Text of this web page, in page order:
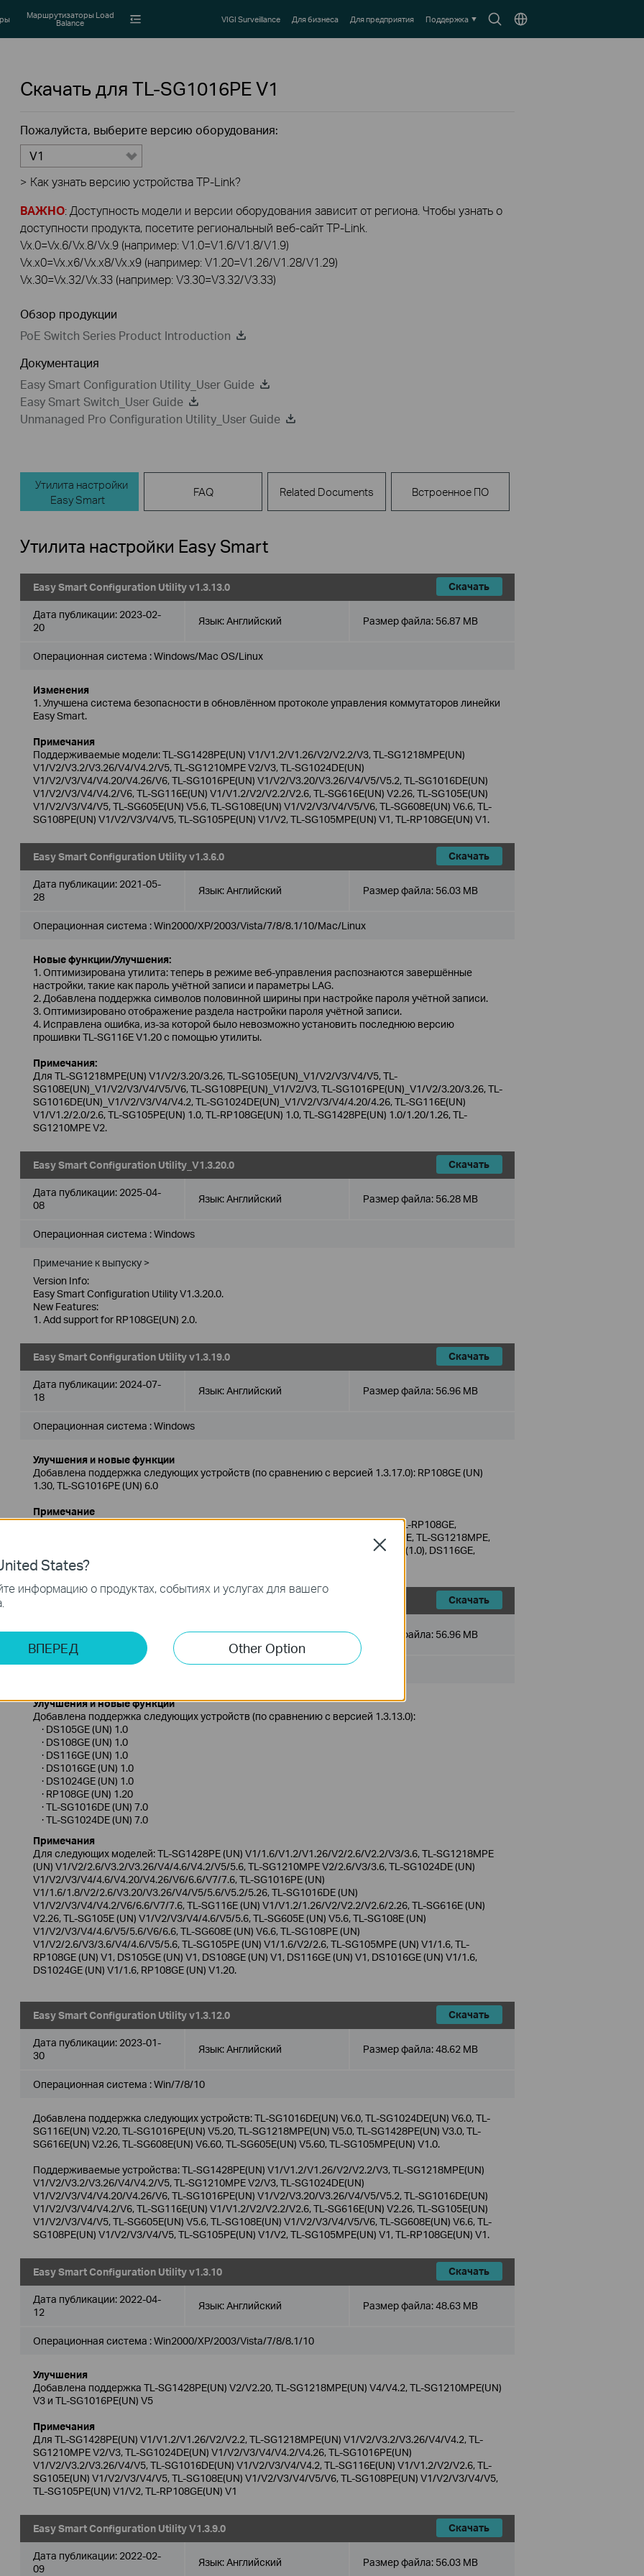
SearchВыберите
Маршрутизаторы Load
Balance VIGI Surveillance Для бизнеса Для предприятия Поддержка
Скачать для TL-SG1016PE V1
Пожалуйста, выберите версию оборудования:
V1
> Как узнать версию устройства TP-Link?
ВАЖНО: Доступность модели и версии оборудования зависит от региона. Чтобы узнать о
доступности продукта, посетите региональный веб-сайт TP-Link.
Vx.0=Vx.6/Vx.8/Vx.9 (например: V1.0=V1.6/V1.8/V1.9)
Vx.x0=Vx.x6/Vx.x8/Vx.x9 (например: V1.20=V1.26/V1.28/V1.29)
Vx.30=Vx.32/Vx.33 (например: V3.30=V3.32/V3.33)
Обзор продукции
PoE Switch Series Product Introduction
Документация
Easy Smart Configuration Utility_User Guide
Easy Smart Switch_User Guide
Unmanaged Pro Configuration Utility_User Guide
Утилита настройки
Easy Smart
FAQ Related Documents Встроенное ПО
Утилита настройки Easy Smart
Easy Smart Configuration Utility v1.3.13.0 Скачать
Дата публикации: 2023-02-
20
Язык:Английский Размер файла: 56.87 MB
Операционная система : Windows/Mac OS/Linux
Изменения
1. Улучшена система безопасности в обновлённом протоколе управления коммутаторов линейки
Easy Smart.
Примечания
Поддерживаемые модели: TL-SG1428PE(UN) V1/V1.2/V1.26/V2/V2.2/V3, TL-SG1218MPE(UN)
V1/V2/V3.2/V3.26/V4/V4.2/V5, TL-SG1210MPE V2/V3, TL-SG1024DE(UN)
V1/V2/V3/V4/V4.20/V4.26/V6, TL-SG1016PE(UN) V1/V2/V3.20/V3.26/V4/V5/V5.2, TL-SG1016DE(UN)
V1/V2/V3/V4/V4.2/V6, TL-SG116E(UN) V1/V1.2/V2/V2.2/V2.6, TL-SG616E(UN) V2.26, TL-SG105E(UN)
V1/V2/V3/V4/V5, TL-SG605E(UN) V5.6, TL-SG108E(UN) V1/V2/V3/V4/V5/V6, TL-SG608E(UN) V6.6, TL-
SG108PE(UN) V1/V2/V3/V4/V5, TL-SG105PE(UN) V1/V2, TL-SG105MPE(UN) V1, TL-RP108GE(UN) V1.
Easy Smart Configuration Utility v1.3.6.0 Скачать
Дата публикации: 2021-05-
28
Язык:Английский Размер файла: 56.03 MB
Операционная система : Win2000/XP/2003/Vista/7/8/8.1/10/Mac/Linux
Новые функции/Улучшения:
1. Оптимизирована утилита: теперь в режиме веб-управления распознаются завершённые
настройки, такие как пароль учётной записи и параметры LAG.
2. Добавлена поддержка символов половинной ширины при настройке пароля учётной записи.
3. Оптимизировано отображение раздела настройки пароля учётной записи.
4. Исправлена ошибка, из-за которой было невозможно установить последнюю версию
прошивки TL-SG116E V1.20 с помощью утилиты.
Примечания:
Для TL-SG1218MPE(UN) V1/V2/3.20/3.26, TL-SG105E(UN)_V1/V2/V3/V4/V5, TL-
SG108E(UN)_V1/V2/V3/V4/V5/V6, TL-SG108PE(UN)_V1/V2/V3, TL-SG1016PE(UN)_V1/V2/3.20/3.26, TL-
SG1016DE(UN)_V1/V2/V3/V4/V4.2, TL-SG1024DE(UN)_V1/V2/V3/V4/4.20/4.26, TL-SG116E(UN)
V1/V1.2/2.0/2.6, TL-SG105PE(UN) 1.0, TL-RP108GE(UN) 1.0, TL-SG1428PE(UN) 1.0/1.20/1.26, TL-
SG1210MPE V2.
Easy Smart Configuration Utility_V1.3.20.0 Скачать
Дата публикации: 2025-04-
08
Язык:Английский Размер файла: 56.28 MB
Операционная система : Windows
Примечание к выпуску >
Version Info:
Easy Smart Configuration Utility V1.3.20.0.
New Features:
1. Add support for RP108GE(UN) 2.0.
Easy Smart Configuration Utility v1.3.19.0 Скачать
Дата публикации: 2024-07-
18
Язык:Английский Размер файла: 56.96 MB
Операционная система : Windows
Улучшения и новые функции
Добавлена поддержка следующих устройств (по сравнению с версией 1.3.17.0): RP108GE (UN)
1.30, TL-SG1016PE (UN) 6.0
Примечание
Поддерживаемые модели: TL-SG105E, TL-SG108E, TL-SG105PE, TL-SG108PE, TL-RP108GE,
RP108GE, TL-SG116E, TL-SG1016PE, TL-SG1016DE, TL-SG1024DE, TL-SG1210MPE, TL-SG1218MPE,
TL-SG1428PE, TL-SG605E (5.0), TL-SG608E (6.0), TL-SG616E (2.20), TL-SG105MPE (1.0), DS116GE,
DS1016GE, DS1024GE, DS105GE, DS108GE
Скачать
Язык:Английский Размер файла: 56.96 MB
Улучшения и новые функции
Добавлена поддержка следующих устройств (по сравнению с версией 1.3.13.0):
· DS105GE (UN) 1.0
· DS108GE (UN) 1.0
· DS116GE (UN) 1.0
· DS1016GE (UN) 1.0
· DS1024GE (UN) 1.0
· RP108GE (UN) 1.20
· TL-SG1016DE (UN) 7.0
· TL-SG1024DE (UN) 7.0
Примечания
Для следующих моделей: TL-SG1428PE (UN) V1/1.6/V1.2/V1.26/V2/2.6/V2.2/V3/3.6, TL-SG1218MPE
(UN) V1/V2/2.6/V3.2/V3.26/V4/4.6/V4.2/V5/5.6, TL-SG1210MPE V2/2.6/V3/3.6, TL-SG1024DE (UN)
V1/V2/V3/V4/4.6/V4.20/V4.26/V6/6.6/V7/7.6, TL-SG1016PE (UN)
V1/1.6/1.8/V2/2.6/V3.20/V3.26/V4/V5/5.6/V5.2/5.26, TL-SG1016DE (UN)
V1/V2/V3/V4/V4.2/V6/6.6/V7/7.6, TL-SG116E (UN) V1/V1.2/1.26/V2/V2.2/V2.6/2.26, TL-SG616E (UN)
V2.26, TL-SG105E (UN) V1/V2/V3/V4/4.6/V5/5.6, TL-SG605E (UN) V5.6, TL-SG108E (UN)
V1/V2/V3/V4/4.6/V5/5.6/V6/6.6, TL-SG608E (UN) V6.6, TL-SG108PE (UN)
V1/V2/2.6/V3/3.6/V4/4.6/V5/5.6, TL-SG105PE (UN) V1/1.6/V2/2.6, TL-SG105MPE (UN) V1/1.6, TL-
RP108GE (UN) V1, DS105GE (UN) V1, DS108GE (UN) V1, DS116GE (UN) V1, DS1016GE (UN) V1/1.6,
DS1024GE (UN) V1/1.6, RP108GE (UN) V1.20.
Easy Smart Configuration Utility v1.3.12.0 Скачать
Дата публикации: 2023-01-
30
Язык:Английский Размер файла:48.62 MB
Операционная система : Win/7/8/10
Добавлена поддержка следующих устройств: TL-SG1016DE(UN) V6.0, TL-SG1024DE(UN) V6.0, TL-
SG116E(UN) V2.20, TL-SG1016PE(UN) V5.20, TL-SG1218MPE(UN) V5.0, TL-SG1428PE(UN) V3.0, TL-
SG616E(UN) V2.26, TL-SG608E(UN) V6.60, TL-SG605E(UN) V5.60, TL-SG105MPE(UN) V1.0.
Поддерживаемые устройства: TL-SG1428PE(UN) V1/V1.2/V1.26/V2/V2.2/V3, TL-SG1218MPE(UN)
V1/V2/V3.2/V3.26/V4/V4.2/V5, TL-SG1210MPE V2/V3, TL-SG1024DE(UN)
V1/V2/V3/V4/V4.20/V4.26/V6, TL-SG1016PE(UN) V1/V2/V3.20/V3.26/V4/V5/V5.2, TL-SG1016DE(UN)
V1/V2/V3/V4/V4.2/V6, TL-SG116E(UN) V1/V1.2/V2/V2.2/V2.6, TL-SG616E(UN) V2.26, TL-SG105E(UN)
V1/V2/V3/V4/V5, TL-SG605E(UN) V5.6, TL-SG108E(UN) V1/V2/V3/V4/V5/V6, TL-SG608E(UN) V6.6, TL-
SG108PE(UN) V1/V2/V3/V4/V5, TL-SG105PE(UN) V1/V2, TL-SG105MPE(UN) V1, TL-RP108GE(UN) V1.
Easy Smart Configuration Utility v1.3.10 Скачать
Дата публикации: 2022-04-
12
Язык:Английский Размер файла:48.63 MB
Операционная система : Win2000/XP/2003/Vista/7/8/8.1/10
Улучшения
Добавлена поддержка TL-SG1428PE(UN) V2/V2.20, TL-SG1218MPE(UN) V4/V4.2, TL-SG1210MPE(UN)
V3 и TL-SG1016PE(UN) V5
Примечания
Для TL-SG1428PE(UN) V1/V1.2/V1.26/V2/V2.2, TL-SG1218MPE(UN) V1/V2/V3.2/V3.26/V4/V4.2, TL-
SG1210MPE V2/V3, TL-SG1024DE(UN) V1/V2/V3/V4/V4.2/V4.26, TL-SG1016PE(UN)
V1/V2/V3.2/V3.26/V4/V5, TL-SG1016DE(UN) V1/V2/V3/V4/V4.2, TL-SG116E(UN) V1/V1.2/V2/V2.6, TL-
SG105E(UN) V1/V2/V3/V4/V5, TL-SG108E(UN) V1/V2/V3/V4/V5/V6, TL-SG108PE(UN) V1/V2/V3/V4/V5,
TL-SG105PE(UN) V1/V2, TL-RP108GE(UN) V1
Easy Smart Configuration Utility V1.3.9.0 Скачать
Дата публикации: 2022-02-
09
Язык:Английский Размер файла: 56.03 MB
States?
информацию о продуктах, событиях и услугах для вашего
ВПЕРЕД Other Option
Close